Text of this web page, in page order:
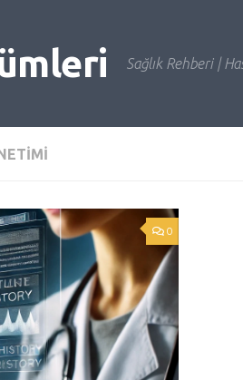
Sağlık Rehberi |
0